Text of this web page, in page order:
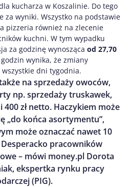
kucharza w Koszalinie. Do tego
za wyniki. Wszystko na podstawie
pizzeria również na zlecenie
kuchni. W tym wypadku
za godzinę wynosząca od 27,70
wynika, że zmiany
dni tygodnia.
na sprzedaży owoców,
np. sprzedaży truskawek,
zł netto. Haczykiem może
„do końca asortymentu”,
może oznaczać nawet 10
pracowników
– mówi money.pl Dorota
ekspertka rynku pracy
(PIG).